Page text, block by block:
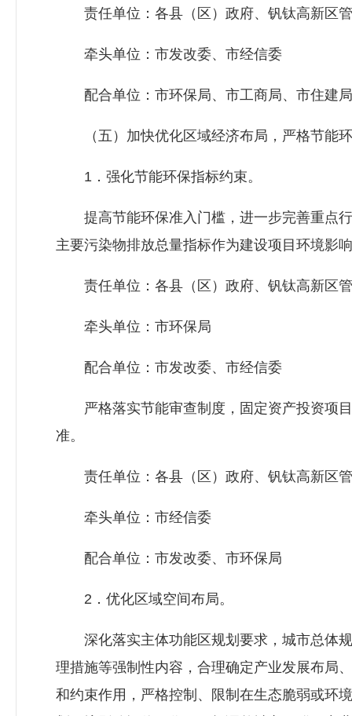
责任单位：各县（区）政府、钒钛高新区管
牵头单位：市发改委、市经信委
配合单位：市环保局、市工商局、市住建
（五）加快优化区域经济布局，严格节能
1．强化节能环保指标约束。
提高节能环保准入门槛，进一步完善重点行
主要污染物排放总量指标作为建设项目环境影
责任单位：各县（区）政府、钒钛高新区
牵头单位：市环保局
配合单位：市发改委、市经信委
严格落实节能审查制度，固定资产投资项目
准。
责任单位：各县（区）政府、钒钛高新区
牵头单位：市经信委
配合单位：市发改委、市环保局
2．优化区域空间布局。
深化落实主体功能区规划要求，城市总体规
理措施等强制性内容，合理确定产业发展布局
和约束作用，严格控制、限制在生态脆弱或环